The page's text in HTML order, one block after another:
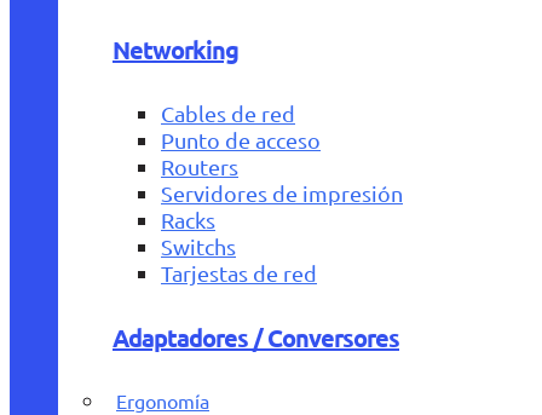
Networking
Cables de red
Punto de acceso
Routers
Servidores de impresión
Racks
Switchs
Tarjestas de red
Adaptadores / Conversores
Ergonomía